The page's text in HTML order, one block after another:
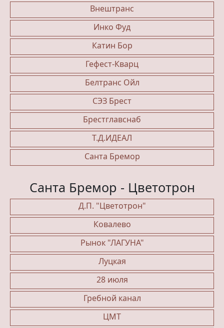
Внештранс
Инко Фуд
Катин Бор
Гефест-Кварц
Белтранс Ойл
СЭЗ Брест
Брестглавснаб
Т.Д.ИДЕАЛ
Санта Бремор
Санта Бремор - Цветотрон
Д.П. "Цветотрон"
Ковалево
Рынок "ЛАГУНА"
Луцкая
28 июля
Гребной канал
ЦМТ